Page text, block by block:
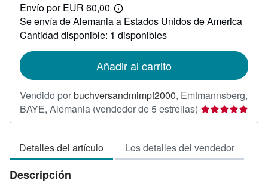
12,01
Envío por EUR 60,00
Más
información
sobre
las
envío
Se envía de Alemania a Estados Unidos de America
Cantidad disponible: 1 disponibles
Añadir al carrito
Vendido porbuchversandmimpf2000, Emtmannsberg,
BAYE, Alemania (vendedor de 5 estrellas) Calificación
del
5
de
Detalles del artículo Los detalles del vendedor
Descripción